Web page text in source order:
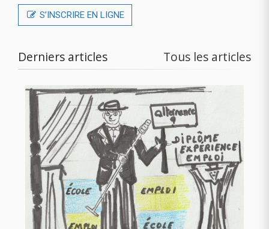
S’INSCRIRE EN LIGNE
Derniers articles Tous les articles